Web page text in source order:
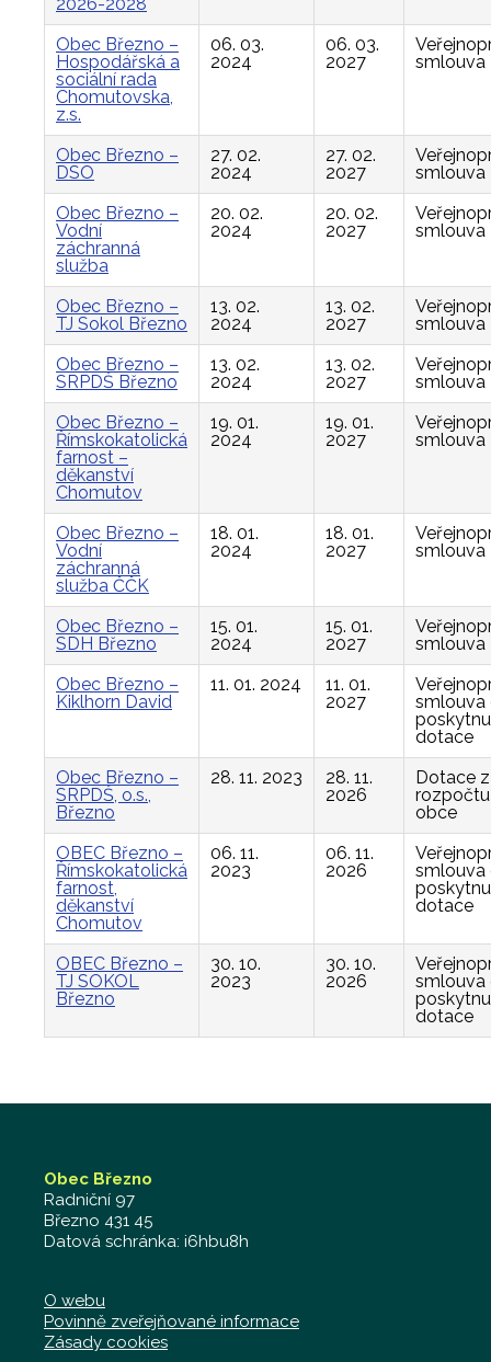
Obec Březno –
Hospodářská a
sociální rada
Chomutovska,
z.s.
06. 03.
2024
06. 03.
2027
smlouva
Obec Březno –
DSO
27. 02.
2024
27. 02.
2027
smlouva
Obec Březno –
Vodní
záchranná
služba
20. 02.
2024
20. 02.
2027
smlouva
Obec Březno –
TJ Sokol Březno
13. 02.
2024
13. 02.
2027
smlouva
Obec Březno –
SRPDŠ Březno
13. 02.
2024
13. 02.
2027
smlouva
Obec Březno –
Římskokatolická
farnost –
děkanství
Chomutov
19. 01.
2024
19. 01.
2027
smlouva
Obec Březno –
Vodní
záchranná
služba ČČK
18. 01.
2024
18. 01.
2027
smlouva
Obec Březno –
SDH Březno
15. 01.
2024
15. 01.
2027
smlouva
Obec Březno –
Kiklhorn David
11. 01. 2024
11. 01.
2027
smlouva
dotace
Obec Březno –
SRPDŠ, o.s.,
Březno
28. 11. 2023
28. 11.
2026
Dotace z
rozpočtu
obce
OBEC Březno –
Římskokatolická
farnost,
děkanství
Chomutov
06. 11.
2023
06. 11.
2026
smlouva
dotace
OBEC Březno –
TJ SOKOL
Březno
30. 10.
2023
30. 10.
2026
smlouva
dotace
Obec Březno
Radniční 97
Březno 431 45
Datová schránka: i6hbu8h
O webu
Povinně zveřejňované informace
Zásady cookies